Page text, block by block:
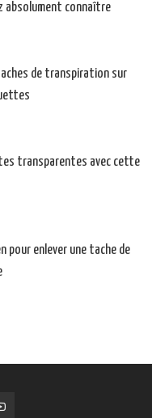
absolument connaître
de transpiration sur
transparentes avec cette
pour enlever une tache de